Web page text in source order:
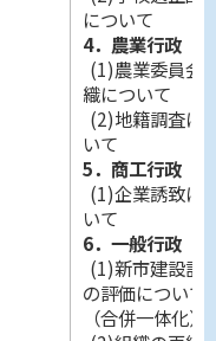
について
4．農業行政
(1)農業委員会
織について
(2)地籍調査に
いて
5．商工行政
(1)企業誘致に
いて
6．一般行政
(1)新市建設計
の評価について
（合併一体化）